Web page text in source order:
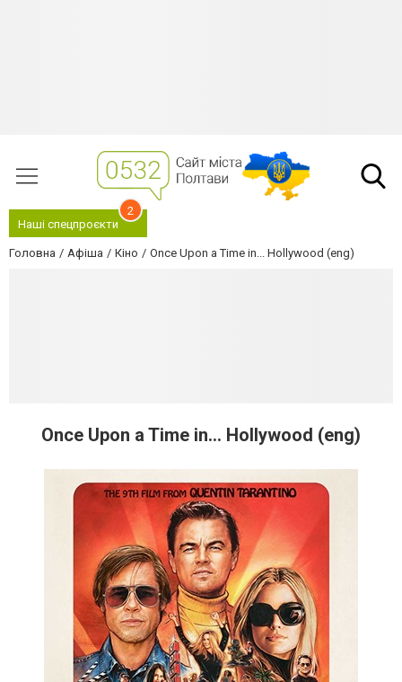
Наші спецпроєкти
2
Головна Афіша Кіно Once Upon a Time in... Hollywood (eng)
Once Upon a Time in... Hollywood (eng)